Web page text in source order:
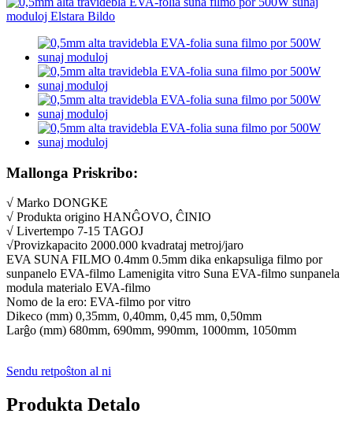
Mallonga Priskribo:
√ Marko DONGKE
√ Produkta origino HANĜOVO, ĈINIO
√ Livertempo 7-15 TAGOJ
√Provizkapacito 2000.000 kvadrataj metroj/jaro
EVA SUNA FILMO 0.4mm 0.5mm dika enkapsuliga filmo por
sunpanelo EVA-filmo Lamenigita vitro Suna EVA-filmo sunpanela
modula materialo EVA-filmo
Nomo de la ero: EVA-filmo por vitro
Dikeco (mm) 0,35mm, 0,40mm, 0,45 mm, 0,50mm
Larĝo (mm) 680mm, 690mm, 990mm, 1000mm, 1050mm
Sendu retpoŝton al ni
Produkta Detalo